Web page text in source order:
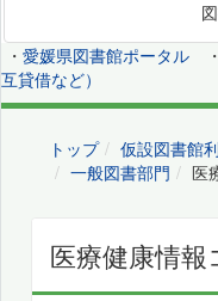
・ 愛媛県図書館ポータル ・
互貸借など）
トップ 仮設図書館
一般図書部門
医
医療健康情報